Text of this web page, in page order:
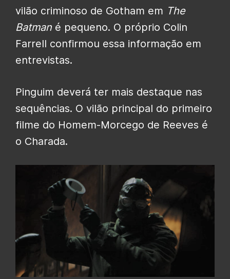
vilão criminoso de Gotham em The
Batman é pequeno. O próprio Colin
Farrell confirmou essa informação em
entrevistas.
Pinguim deverá ter mais destaque nas
sequências. O vilão principal do primeiro
filme do Homem-Morcego de Reeves é
o Charada.